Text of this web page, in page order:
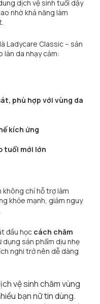
dịch vệ sinh tuổi dậy
nhờ khả năng làm
Ladycare Classic – sản
làn da nhạy cảm:
phù hợp với vùng da
kích ứng
tuổi mới lớn
không chỉ hỗ trợ làm
khỏe mạnh, giảm nguy
đầu học cách chăm
dụng sản phẩm dịu nhẹ
nghi trở nên dễ dàng